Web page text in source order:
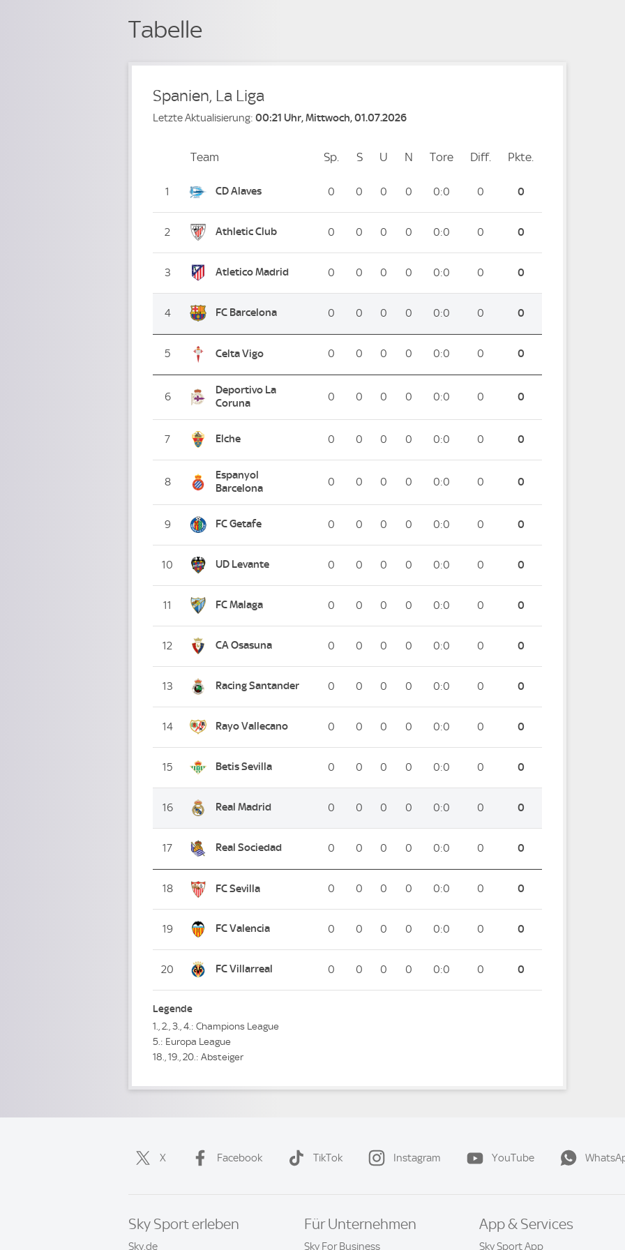
Tabelle
Spanien, La Liga
Letzte Aktualisierung: 00:21 Uhr, Mittwoch, 01.07.2026
PlatzTeam Sp. Spiele
SSiege
U Unentschieden
N Niederlagen
Tore ToreDiff. Differenz
Pkte.
1 CD Alaves 0 0 0 0 0:0 0 0
2 Athletic Club 0 0 0 0 0:0 0 0
3 Atletico Madrid 0 0 0 0 0:0 0 0
4 FC Barcelona 0 0 0 0 0:0 0 0
5 Celta Vigo 0 0 0 0 0:0 0 0
6
Deportivo La
Coruna
0 0 0 0 0:0 0 0
7 Elche 0 0 0 0 0:0 0 0
8
Espanyol
Barcelona
0 0 0 0 0:0 0 0
9 FC Getafe 0 0 0 0 0:0 0 0
10 UD Levante 0 0 0 0 0:0 0 0
11 FC Malaga 0 0 0 0 0:0 0 0
12 CA Osasuna 0 0 0 0 0:0 0 0
13 Racing Santander 0 0 0 0 0:0 0 0
14 Rayo Vallecano 0 0 0 0 0:0 0 0
15 Betis Sevilla 0 0 0 0 0:0 0 0
16 Real Madrid 0 0 0 0 0:0 0 0
17 Real Sociedad 0 0 0 0 0:0 0 0
18 FC Sevilla 0 0 0 0 0:0 0 0
19 FC Valencia 0 0 0 0 0:0 0 0
20 FC Villarreal 0 0 0 0 0:0 0 0
Legende
1., 2., 3., 4.: Champions League
5.: Europa League
18., 19., 20.: Absteiger
X Facebook TikTok Instagram YouTube
Sky Sport erleben
Sky.de
Für Unternehmen
Sky For Business
App & Services
Sky Sport App